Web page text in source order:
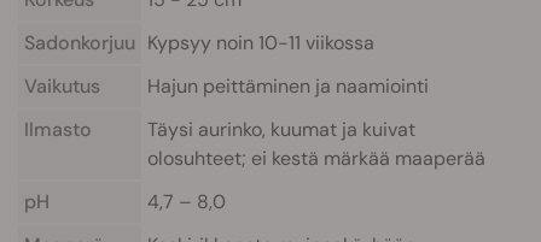
Sadonkorjuu Kypsyy noin 10-11 viikossa
Vaikutus
Hajun peittäminen ja naamiointi
Ilmasto
Täysi aurinko, kuumat ja kuivat
olosuhteet; ei kestä märkää maaperää
pH
4,7 – 8,0